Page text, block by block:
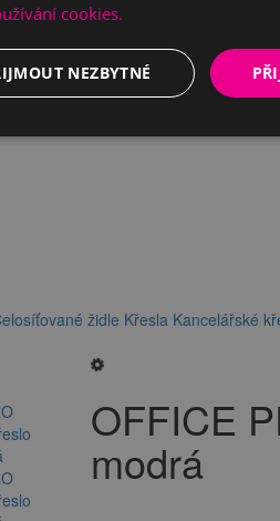
židle Křesla Kancelářské
OFFICE
modrá
cookies.
NEZBYTNÉ